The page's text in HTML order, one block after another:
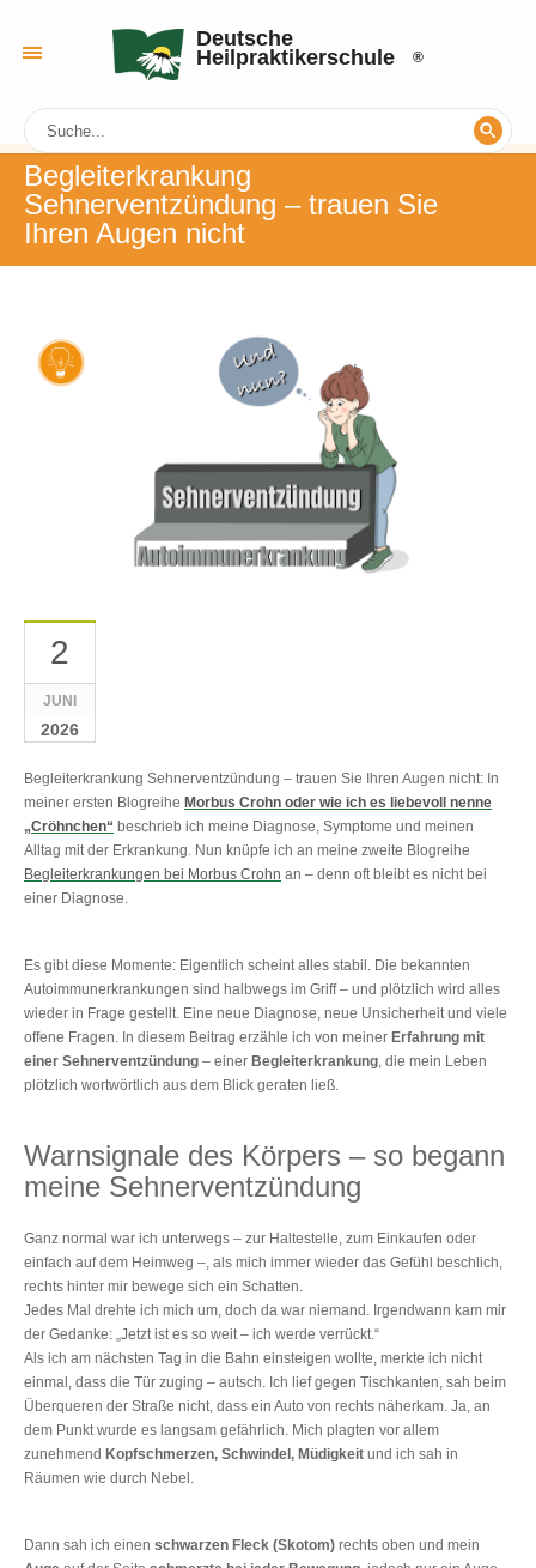
Deutsche
Heilpraktikerschule
Begleiterkrankung
Sehnerventzündung ‒ trauen Sie
Ihren Augen nicht
2
JUNI
2026
Begleiterkrankung Sehnerventzündung ‒ trauen Sie Ihren Augen nicht: In
meiner ersten Blogreihe Morbus Crohn oder wie ich es liebevoll nenne
„Cröhnchen“ beschrieb ich meine Diagnose, Symptome und meinen
Alltag mit der Erkrankung. Nun knüpfe ich an meine zweite Blogreihe
Begleiterkrankungen bei Morbus Crohn an – denn oft bleibt es nicht bei
einer Diagnose.
Es gibt diese Momente: Eigentlich scheint alles stabil. Die bekannten
Autoimmunerkrankungen sind halbwegs im Griff – und plötzlich wird alles
wieder in Frage gestellt. Eine neue Diagnose, neue Unsicherheit und viele
offene Fragen. In diesem Beitrag erzähle ich von meiner Erfahrung mit
einer Sehnerventzündung – einer Begleiterkrankung , die mein Leben
plötzlich wortwörtlich aus dem Blick geraten ließ.
Warnsignale des Körpers ‒ so begann
meine Sehnerventzündung
Ganz normal war ich unterwegs – zur Haltestelle, zum Einkaufen oder
einfach auf dem Heimweg –, als mich immer wieder das Gefühl beschlich,
rechts hinter mir bewege sich ein Schatten.
Jedes Mal drehte ich mich um, doch da war niemand. Irgendwann kam mir
der Gedanke: „Jetzt ist es so weit – ich werde verrückt.“
Als ich am nächsten Tag in die Bahn einsteigen wollte, merkte ich nicht
einmal, dass die Tür zuging ‒ autsch. Ich lief gegen Tischkanten, sah beim
Überqueren der Straße nicht, dass ein Auto von rechts näherkam. Ja, an
dem Punkt wurde es langsam gefährlich. Mich plagten vor allem
zunehmend Kopfschmerzen, Schwindel, Müdigkeit und ich sah in
Räumen wie durch Nebel.
Dann sah ich einen schwarzen Fleck (Skotom) rechts oben und mein